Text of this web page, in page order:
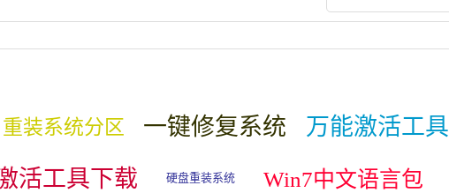
重装系统分区 一键修复系统 万能激活工具
活工具下载 硬盘重装系统 Win7中文语言包